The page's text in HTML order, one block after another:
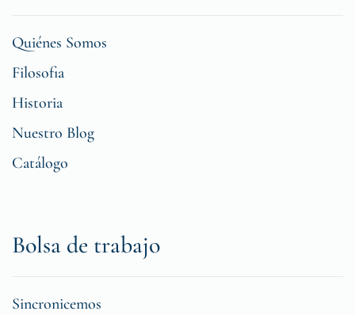
Quiénes Somos
Filosofia
Historia
Nuestro Blog
Catálogo
Bolsa de trabajo
Sincronicemos